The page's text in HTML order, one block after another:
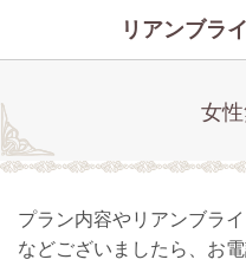
リアンブラ
女
プラン内容やリアンブラ
などございましたら、お